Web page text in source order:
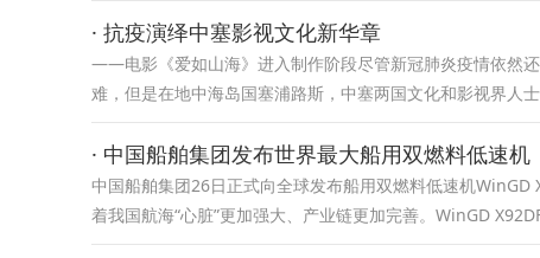
· 抗疫演绎中塞影视文化新华章
——电影《爱如山海》进入制作阶段尽管新冠肺炎疫情依然
难，但是在地中海岛国塞浦路斯，中塞两国文化和影视界人
· 中国船舶集团发布世界最大船用双燃料低速机
中国船舶集团26日正式向全球发布船用双燃料低速机
着我国航海“心脏”更加强大、产业链更加完善。WinGD